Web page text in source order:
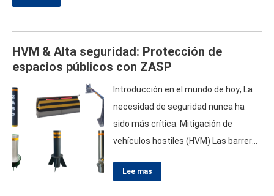
carretera.Descubre nuestra gama de productos en…
HVM & Alta seguridad: Protección de
espacios públicos con ZASP
Introducción en el mundo de hoy, La
necesidad de seguridad nunca ha
sido más crítica Mitigación de
vehículos hostiles (HVM) Las barreras
protección de los espacios públicos
Lee mas